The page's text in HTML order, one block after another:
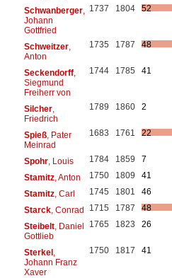
Schwanberger,
Johann
Gottfried
1737 1804 52
Schweitzer,
Anton
1735 1787 48
Seckendorff,
Siegmund
Freiherr von
1744 1785 41
Silcher,
Friedrich
1789 1860 2
Spieß, Pater
Meinrad
1683 1761 22
Spohr, Louis 1784 1859
7
Stamitz, Anton 1750 1809
41
Stamitz, Carl 1745 1801
46
Starck, Conrad 1715 1787
48
Steibelt, Daniel
Gottlieb
1765 1823 26
Sterkel,
Johann Franz
Xaver
1750 1817 41